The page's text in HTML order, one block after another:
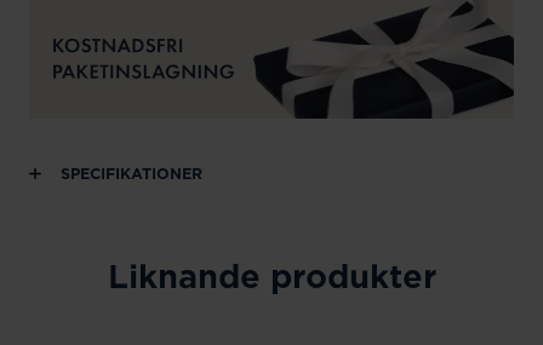
SPECIFIKATIONER
Liknande produkter